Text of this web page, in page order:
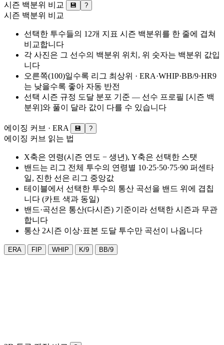
시즌 백분위 비교 💾 ?
시즌 백분위 비교
선택한 투수들의 12개 지표 시즌 백분위를 한 줄에 겹쳐
비교합니다
각 사진은 그 선수의 백분위 위치, 위 숫자는 백분위 값입
니다
오른쪽(100)일수록 리그 최상위 · ERA·WHIP·BB/9·HR9
는 낮을수록 좋아 자동 반전
선택 시즌 규정 도달 분포 기준 — 선수 프로필 [시즌 백
분위]와 풀이 달라 값이 다를 수 있습니다
에이징 커브 · ERA 💾 ?
에이징 커브 읽는 법
X축은 연령(시즌 연도 − 생년), Y축은 선택한 스탯
밴드는 리그 전체 투수의 연령별 10·25·50·75·90 퍼센타
일, 진한 선은 리그 중앙값
테이블에서 선택한 투수의 통산 곡선을 밴드 위에 겹칩
니다 (카트 색과 동일)
밴드·곡선은 통산(다시즌) 기준이라 선택한 시즌과 무관
합니다
통산 2시즌 이상·표본 도달 투수만 곡선이 나옵니다
ERA FIP WHIP K/9 BB/9